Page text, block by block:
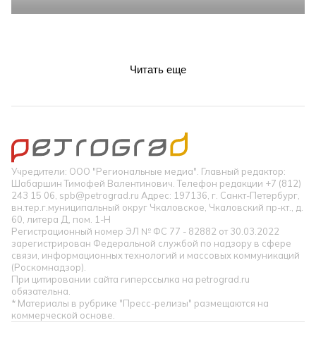
Читать еще
Учредители: ООО "Региональные медиа". Главный редактор:
Шабаршин Тимофей Валентинович. Телефон редакции +7 (812)
243 15 06, spb@petrograd.ru Адрес: 197136, г. Санкт-Петербург,
вн.тер.г.муниципальный округ Чкаловское, Чкаловский пр-кт., д.
60, литера Д, пом. 1-Н
Регистрационный номер ЭЛ № ФС 77 - 82882 от 30.03.2022
зарегистрирован Федеральной службой по надзору в сфере
связи, информационных технологий и массовых коммуникаций
(Роскомнадзор).
При цитировании сайта гиперссылка на petrograd.ru
обязательна.
* Материалы в рубрике "Пресс-релизы" размещаются на
коммерческой основе.